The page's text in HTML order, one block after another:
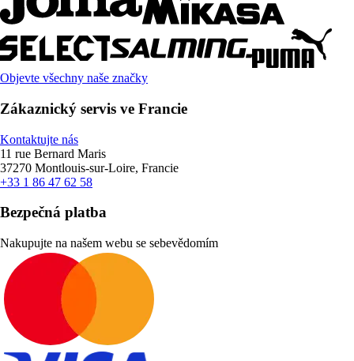
Objevte všechny naše značky
Zákaznický servis ve Francie
Kontaktujte nás
11 rue Bernard Maris
37270 Montlouis-sur-Loire, Francie
+33 1 86 47 62 58
Bezpečná platba
Nakupujte na našem webu se sebevědomím